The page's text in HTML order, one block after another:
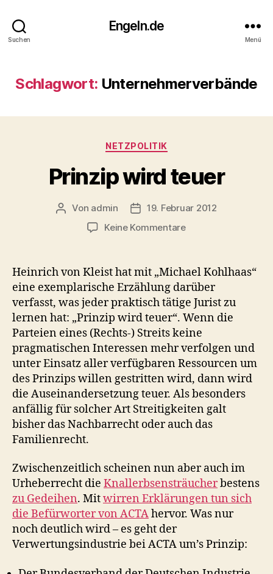
Suchen
Engeln.de
Menü
Schlagwort: Unternehmerverbände
Kategorien
NETZPOLITIK
Prinzip wird teuer
Beitragsautor
Von admin Veröffentlichungsdatum
19. Februar 2012
Keine Kommentarezu
teuer
Heinrich von Kleist hat mit „Michael Kohlhaas“
eine exemplarische Erzählung darüber
verfasst, was jeder praktisch tätige Jurist zu
lernen hat: „Prinzip wird teuer“. Wenn die
Parteien eines (Rechts-) Streits keine
pragmatischen Interessen mehr verfolgen und
unter Einsatz aller verfügbaren Ressourcen um
des Prinzips willen gestritten wird, dann wird
die Auseinandersetzung teuer. Als besonders
anfällig für solcher Art Streitigkeiten galt
bisher das Nachbarrecht oder auch das
Familienrecht.
Zwischenzeitlich scheinen nun aber auch im
Urheberrecht die Knallerbsensträucherbestens
zu Gedeihen. Mitwirren Erklärungen tun sich
die Befürworter von ACTAhervor. Was nur
noch deutlich wird – es geht der
Verwertungsindustrie bei ACTA um’s Prinzip: